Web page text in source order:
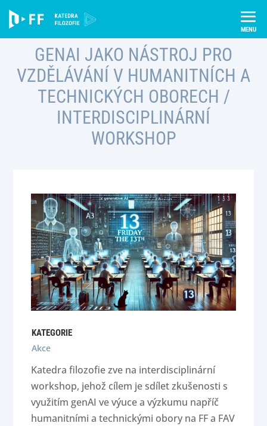
content
GENAI JAKO NÁSTROJ PRO
VZDĚLÁVÁNÍ V HUMANITNÍCH A
TECHNICKÝCH OBORECH /
INTERDISCIPLINÁRNÍ
WORKSHOP
KATEGORIE
Akce
Katedra filozofie zve na interdisciplinární
workshop, jehož cílem je sdílet zkušenosti s
využitím genAI ve výuce a výzkumu napříč
humanitními a technickými obory na FF a FAV